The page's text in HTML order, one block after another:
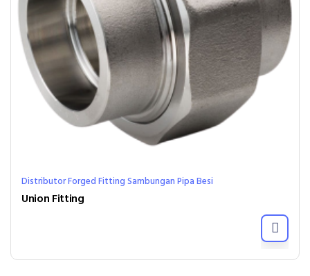
Distributor Forged Fitting Sambungan Pipa Besi
Union Fitting